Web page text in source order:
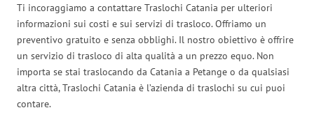
Ti incoraggiamo a contattare Traslochi Catania per ulteriori
informazioni sui costi e sui servizi di trasloco. Offriamo un
preventivo gratuito e senza obblighi. Il nostro obiettivo è offrire
un servizio di trasloco di alta qualità a un prezzo equo. Non
importa se stai traslocando da Catania a Petange o da qualsiasi
altra città, Traslochi Catania è l’azienda di traslochi su cui puoi
contare.